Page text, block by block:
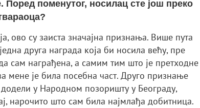
Поред поменутог, носилац сте још преко
ово су заиста значајна признања. Више пута
друга награда која би носила већу, пре
сам награђена, а самим тим што је претходне
мене је била посебна част. Друго признање
у Народном позоришту у Београду,
нарочито што сам била најмлађа добитница.